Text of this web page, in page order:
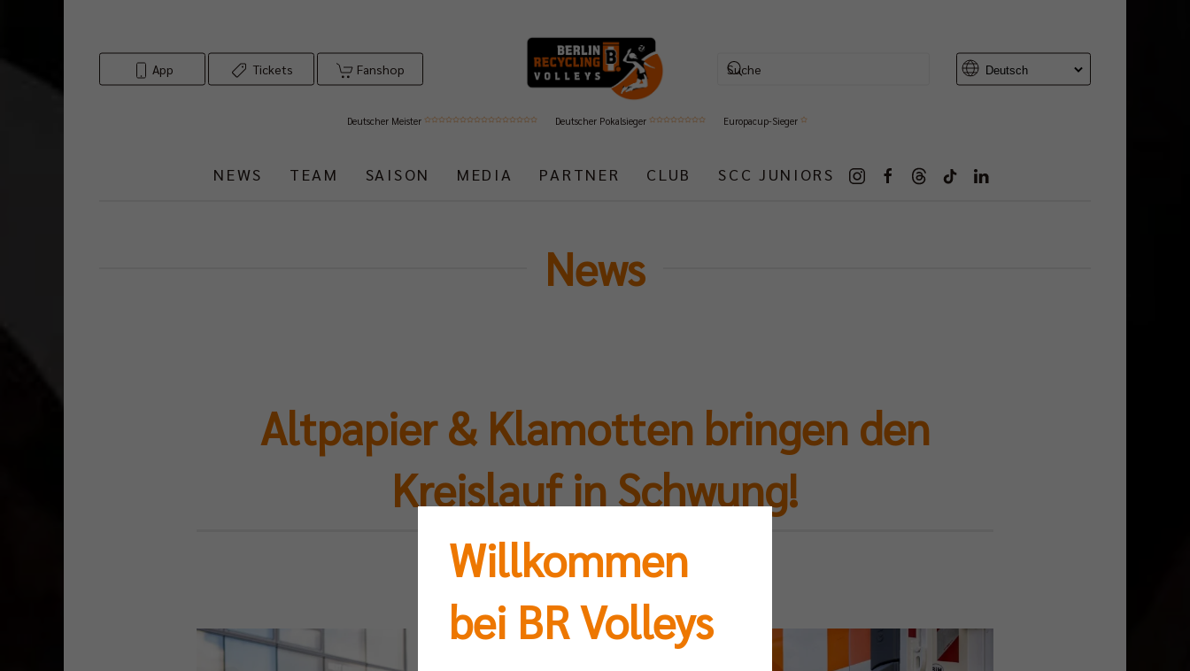
App Tickets Fanshop
Deutscher Meister Deutscher Pokalsieger Europacup-Sieger
NEWS TEAM SAISON MEDIA PARTNER CLUB SCC JUNIORS
News
Altpapier & Klamotten bringen den
Kreislauf in Schwung!
Di 08.10.2024
Willkommen
bei BR Volleys